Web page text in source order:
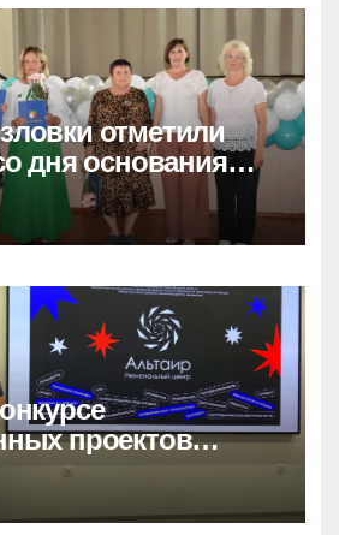
отметили
дня основания
проектов
из